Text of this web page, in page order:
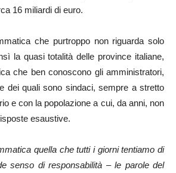
16 miliardi di euro.
che purtroppo non riguarda solo
la quasi totalità delle province italiane,
che ben conoscono gli amministratori,
dei quali sono sindaci, sempre a stretto
e con la popolazione a cui, da anni, non
esaustive.
quella che tutti i giorni tentiamo di
senso di responsabilità – le parole del